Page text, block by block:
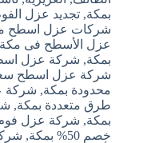
بمكة, تجديد عزل
شركات عزل اسطح
عزل الأسطح فى مكة
بمكة, شركة عزل
محدودة بمكة,
طرق متعددة بمكة,
بمكة, شركة عزل
خصم 50% بمكة
,